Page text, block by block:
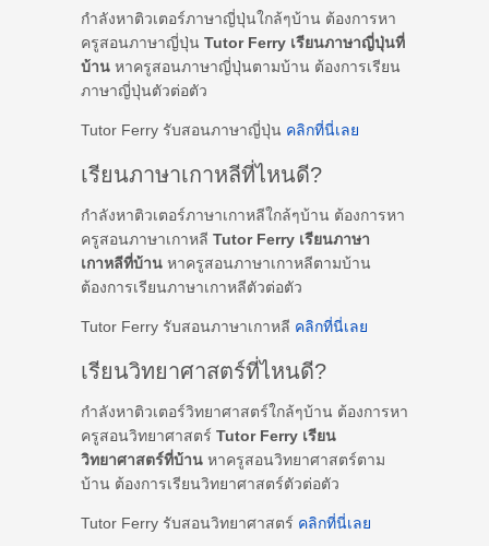
กำลังหาติวเตอร์ภาษาญี่ปุ่นใกล้ๆบ้าน ต้องการหา
ครูสอนภาษาญี่ปุ่น Tutor Ferry เรียนภาษาญี่ปุ่นที่
บ้าน หาครูสอนภาษาญี่ปุ่นตามบ้าน ต้องการเรียน
ภาษาญี่ปุ่นตัวต่อตัว
Tutor Ferry รับสอนภาษาญี่ปุ่น คลิกที่นี่เลย
เรียนภาษาเกาหลีที่ไหนดี?
กำลังหาติวเตอร์ภาษาเกาหลีใกล้ๆบ้าน ต้องการหา
ครูสอนภาษาเกาหลี Tutor Ferry เรียนภาษา
เกาหลีที่บ้าน หาครูสอนภาษาเกาหลีตามบ้าน
ต้องการเรียนภาษาเกาหลีตัวต่อตัว
Tutor Ferry รับสอนภาษาเกาหลี คลิกที่นี่เลย
เรียนวิทยาศาสตร์ที่ไหนดี?
กำลังหาติวเตอร์วิทยาศาสตร์ใกล้ๆบ้าน ต้องการหา
ครูสอนวิทยาศาสตร์ Tutor Ferry เรียน
วิทยาศาสตร์ที่บ้าน หาครูสอนวิทยาศาสตร์ตาม
บ้าน ต้องการเรียนวิทยาศาสตร์ตัวต่อตัว
Tutor Ferry รับสอนวิทยาศาสตร์ คลิกที่นี่เลย